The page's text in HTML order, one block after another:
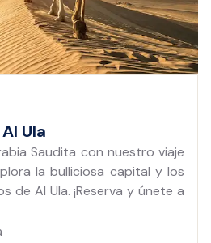
Ula
Saudita con nuestro viaje
la bulliciosa capital y los
de Al Ula. ¡Reserva y únete a